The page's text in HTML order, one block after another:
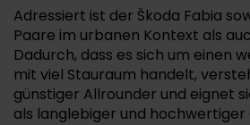
Adressiert ist der Škoda Fabia
Paare im urbanen Kontext als
Dadurch, dass es sich um einen
mit viel Stauraum handelt,
günstiger Allrounder und eignet
als langlebiger und